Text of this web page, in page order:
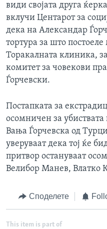
види својата друга
вклучи Центарот за
дека на Александар
тортура за што
Торакалната клиника,
комитет за човекови
Ѓорчевски.
Постапката за
осомничен за
Вања Ѓорчевска од
уверуваат дека тој ќе
притвор остануваат
Велибор Манев, Влатко
Споделете
This item is part of